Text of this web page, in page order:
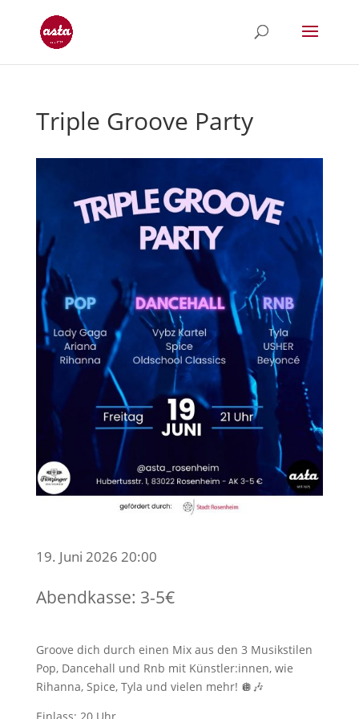
Triple Groove Party
19. Juni 2026 20:00
Abendkasse: 3-5€
Groove dich durch einen Mix aus den 3 Musikstilen
Pop, Dancehall und Rnb mit Künstler:innen, wie
Rihanna, Spice, Tyla und vielen mehr! 🪩🎶